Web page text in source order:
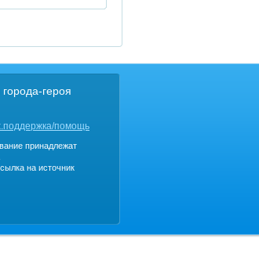
героя
помощь
принадлежат
на источник